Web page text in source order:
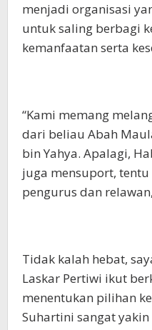
menjadi organisasi
untuk saling berbagi
kemanfaatan serta
“Kami memang
dari beliau Abah
bin Yahya. Apalagi,
juga mensuport,
pengurus dan
Tidak kalah hebat,
Laskar Pertiwi ikut
menentukan pilihan
Suhartini sangat